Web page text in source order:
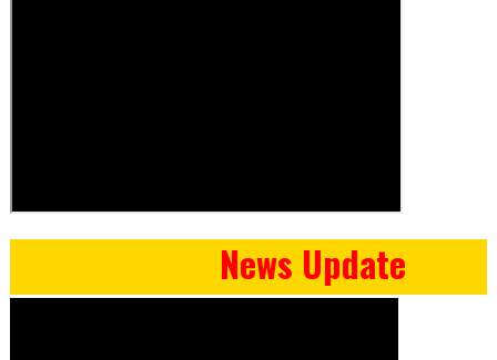
News Update